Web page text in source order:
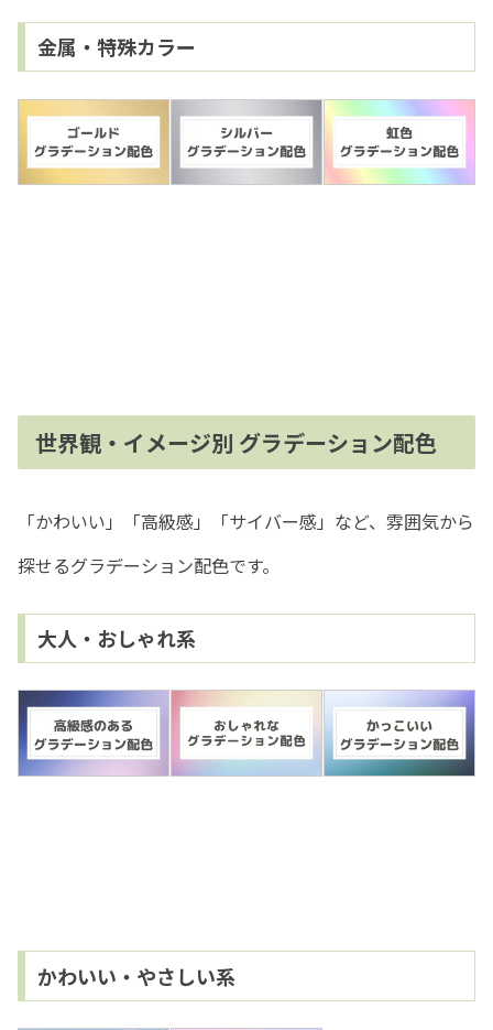
金属・特殊カラー
世界観・イメージ別 グラデーション配色
「かわいい」「高級感」「サイバー感」など、雰囲気から
探せるグラデーション配色です。
大人・おしゃれ系
かわいい・やさしい系